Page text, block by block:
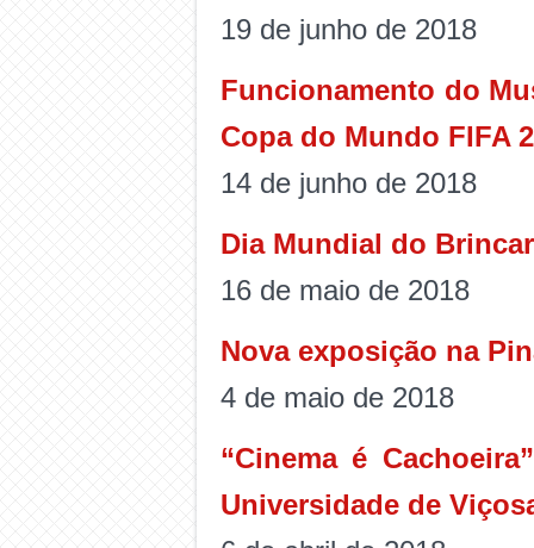
19 de junho de 2018
Funcionamento do
Copa do Mundo FIFA
14 de junho de 2018
Dia Mundial do
16 de maio de 2018
Nova exposição na
4 de maio de 2018
“Cinema é
Universidade de